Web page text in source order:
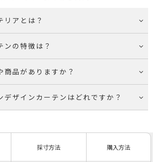
リアとは？
ンの特徴は？
商品がありますか？
デザインカーテンはどれですか？